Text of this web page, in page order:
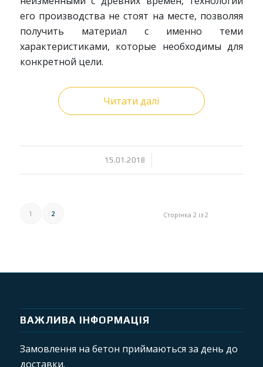
его производства не стоят на месте, позволяя
получить материал с именно теми
характеристиками, которые необходимы для
конкретной цели.
Читати далі
15.01.2018
/
Сторінка 2 із 2
1 2
ВАЖЛИВА ІНФОРМАЦІЯ
Замовлення на бетон приймаються за день до
доставки.